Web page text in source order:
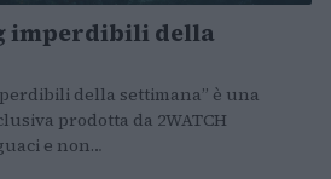
imperdibili della
della settimana” è una
prodotta da 2WATCH
e non…